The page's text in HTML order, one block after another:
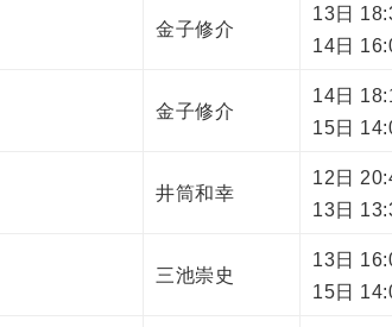
金子修介
13日
14日
金子修介
14日
15日
井筒和幸
12日
13日
三池崇史
13日
15日